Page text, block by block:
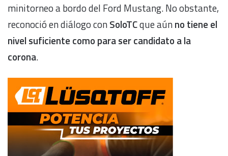
minitorneo a bordo del Ford Mustang. No obstante,
reconoció en diálogo conSoloTCque aúnno tiene el
nivel suficiente como para ser candidato a la
corona.